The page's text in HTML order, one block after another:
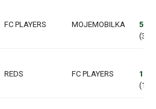
FC PLAYERS MOJEMOBILKA
5:2
(3:1,
REDS FC PLAYERS
1:0
(1:0,